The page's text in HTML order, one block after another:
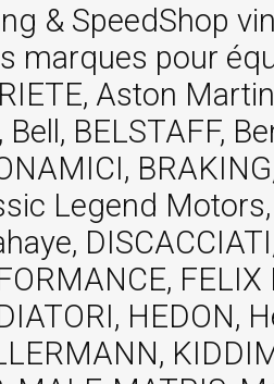
& SpeedShop
marques pour
Aston
Bell, BELSTAFF,
Legend
HEDON,